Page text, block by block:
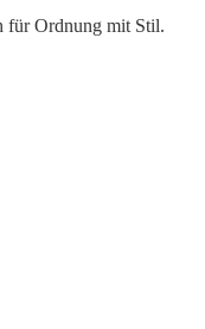
für Ordnung mit Stil.